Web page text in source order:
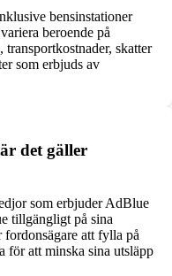
bensinstationer
beroende på
skatter
som erbjuds av
det gäller
som erbjuder AdBlue
tillgängligt på sina
att fylla på
för att minska sina utsläpp